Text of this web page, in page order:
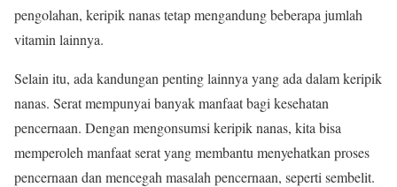
pengolahan, keripik nanas tetap mengandung beberapa jumlah
vitamin lainnya.
Selain itu, ada kandungan penting lainnya yang ada dalam keripik
nanas. Serat mempunyai banyak manfaat bagi kesehatan
pencernaan. Dengan mengonsumsi keripik nanas, kita bisa
memperoleh manfaat serat yang membantu menyehatkan proses
pencernaan dan mencegah masalah pencernaan, seperti sembelit.